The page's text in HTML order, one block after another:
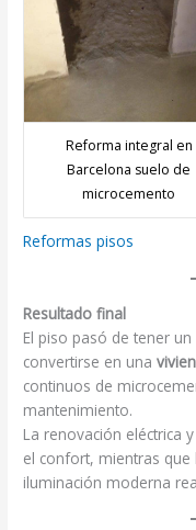
Reforma integral en
Barcelona suelo de
microcemento
Reformas pisos
Resultado final
El piso pasó de tener
convertirse en una
continuos de
mantenimiento.
La renovación eléctrica
el confort, mientras
iluminación moderna